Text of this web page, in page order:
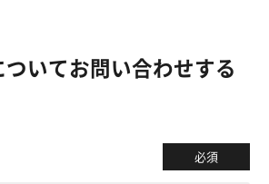
いてお問い合わせする
必須